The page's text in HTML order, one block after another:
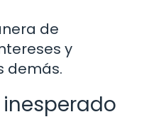
de
y
demás.